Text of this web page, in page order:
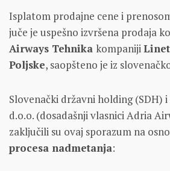
Isplatom prodajne cene i
juče je uspešno izvršena prodaja
Airways Tehnika kompaniji
Poljske, saopšteno je iz
Slovenački državni holding (SDH)
d.o.o. (dosadašnji vlasnici Adria
zaključili su ovaj sporazum na
procesa nadmetanja: